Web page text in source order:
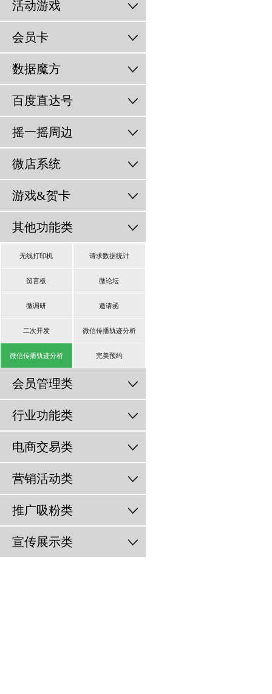
活动游戏
会员卡
数据魔方
百度直达号
摇一摇周边
微店系统
游戏&贺卡
其他功能类
无线打印机 请求数据统计
留言板 微论坛
微调研 邀请函
二次开发 微信传播轨迹分析
微信传播轨迹分析 完美预约
会员管理类
行业功能类
电商交易类
营销活动类
推广吸粉类
宣传展示类